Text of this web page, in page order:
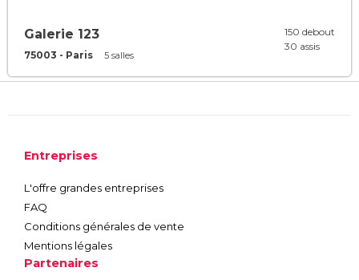
Galerie 123
75003 - Paris 5 salles
150 debout
30 assis
Entreprises
L'offre grandes entreprises
FAQ
Conditions générales de vente
Mentions légales
Partenaires